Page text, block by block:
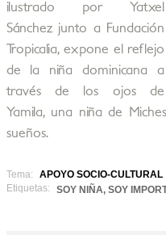
ilustrado por Yatxel
Sánchez junto a Fundación
Tropicalia, expone el reflejo
de la niña dominicana a
través de los ojos de
Yamila, una niña de
sueños.
Tema:
APOYO SOCIO-CULTURAL
Etiquetas:
SOY NIÑA, SOY